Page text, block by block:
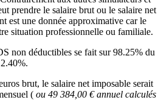
prendre le salaire brut ou le salaire net
est une donnée approximative car le
situation professionnelle ou familiale.
non déductibles se fait sur 98.25% du
brut, le salaire net imposable serait
( ou 49 384,00 € annuel calculés